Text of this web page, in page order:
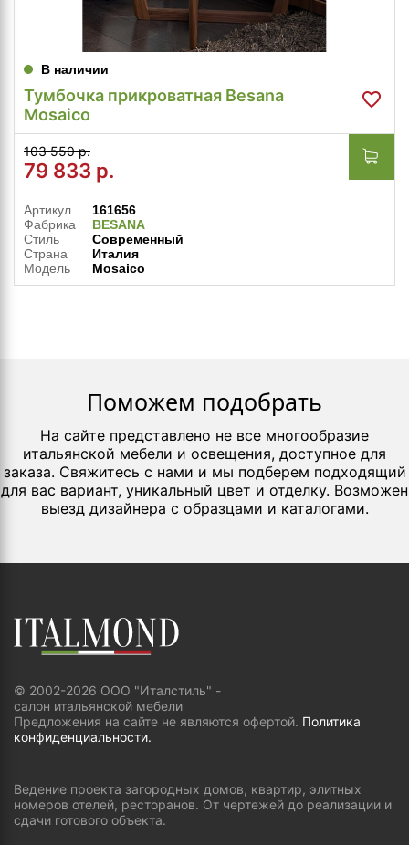
В наличии
Тумбочка прикроватная Besana
Mosaico
103 550 р.
79 833 р.
Артикул
161656
Фабрика
BESANA
Стиль
Современный
Страна
Италия
Модель
Mosaico
Поможем подобрать
На сайте представлено не все многообразие
итальянской мебели и освещения, доступное для
заказа. Свяжитесь с нами и мы подберем подходящий
для вас вариант, уникальный цвет и отделку. Возможен
выезд дизайнера с образцами и каталогами.
© 2002-2026 ООО "Италстиль" -
салон итальянской мебели
Предложения на сайте не являются офертой. Политика
конфиденциальности.
Ведение проекта загородных домов, квартир, элитных
номеров отелей, ресторанов. От чертежей до реализации и
сдачи готового объекта.